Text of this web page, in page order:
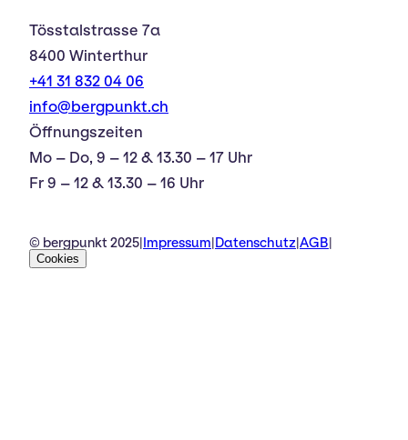
Tösstalstrasse 7a
8400 Winterthur
+41 31 832 04 06
info@bergpunkt.ch
Öffnungszeiten
Mo – Do, 9 – 12 & 13.30 – 17 Uhr
Fr 9 – 12 & 13.30 – 16 Uhr
© bergpunkt 2025 Impressum Datenschutz AGB
Cookies